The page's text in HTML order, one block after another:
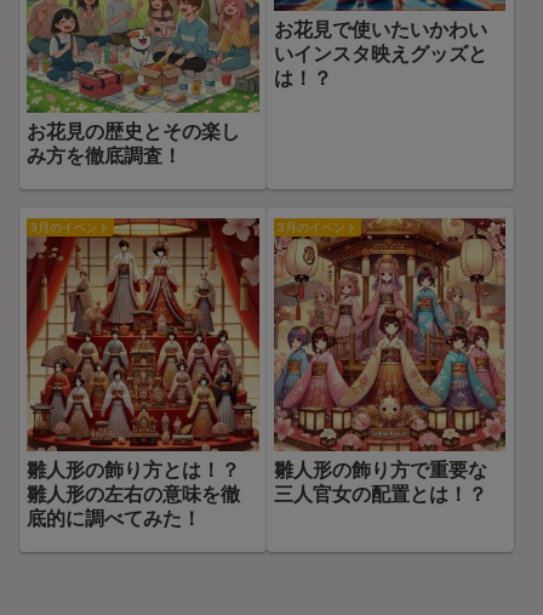
お花見の歴史とその楽し
み方を徹底調査！
お花見で使いたいかわい
いインスタ映えグッズと
は！？
3月のイベント
雛人形の飾り方とは！？
雛人形の左右の意味を徹
底的に調べてみた！
3月のイベント
雛人形の飾り方で重要な
三人官女の配置とは！？